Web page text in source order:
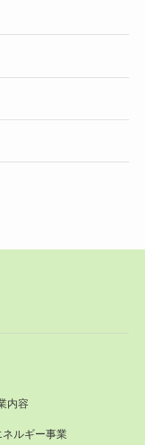
内容
ネルギー事業